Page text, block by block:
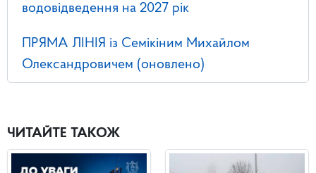
водовідведення на 2027 рік
ПРЯМА ЛІНІЯ із Семікіним Михайлом
Олександровичем (оновлено)
ЧИТАЙТЕ ТАКОЖ